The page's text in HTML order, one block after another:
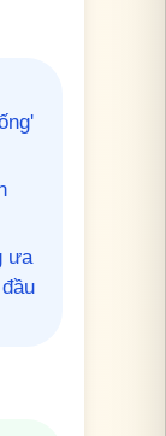
ưa